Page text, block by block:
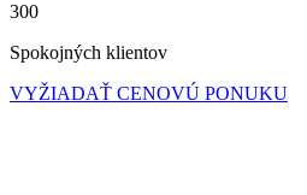
300
Spokojných klientov
VYŽIADAŤ CENOVÚ PONUKU